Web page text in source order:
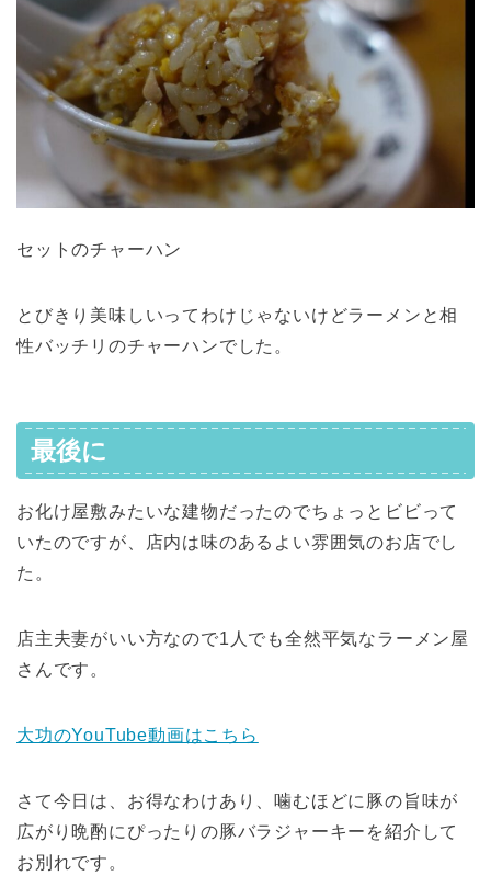
セットのチャーハン
とびきり美味しいってわけじゃないけどラーメンと相
性バッチリのチャーハンでした。
最後に
お化け屋敷みたいな建物だったのでちょっとビビって
いたのですが、店内は味のあるよい雰囲気のお店でし
た。
店主夫妻がいい方なので1人でも全然平気なラーメン屋
さんです。
大功のYouTube動画はこちら
さて今日は、お得なわけあり、噛むほどに豚の旨味が
広がり晩酌にぴったりの豚バラジャーキーを紹介して
お別れです。